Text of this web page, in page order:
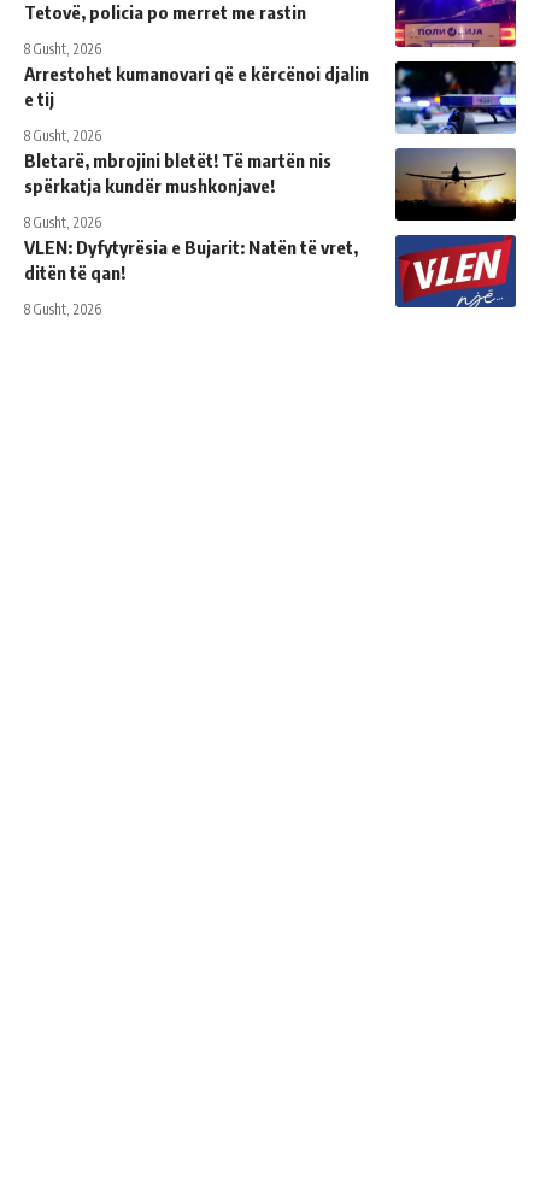
Tetovë, policia po merret me rastin
8 Gusht, 2026
Arrestohet kumanovari që e kërcënoi djalin
e tij
8 Gusht, 2026
Bletarë, mbrojini bletët! Të martën nis
spërkatja kundër mushkonjave!
8 Gusht, 2026
VLEN: Dyfytyrësia e Bujarit: Natën të vret,
ditën të qan!
8 Gusht, 2026